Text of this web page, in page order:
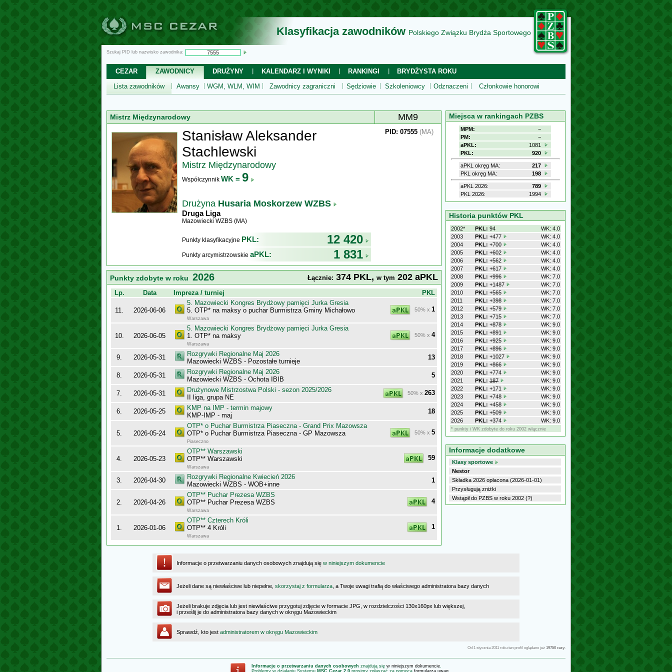
Klasyfikacja zawodników Polskiego Związku Brydża Sportowego
Szukaj PID lub nazwisko zawodnika:
CEZAR ZAWODNICY DRUŻYNY KALENDARZ I WYNIKI RANKINGI
BRYDŻYSTA ROKU
Lista zawodników
Awansy WGM, WLM, WIM Zawodnicy zagraniczni Sędziowie Szkoleniowcy Odznaczeni Członkowie honorowi
Mistrz Międzynarodowy MM9
Stanisław Aleksander
Stachlewski
Mistrz Międzynarodowy
Współczynnik WK = 9
Drużyna Husaria Moskorzew WZBS
Druga Liga
Mazowiecki WZBS (MA)
Punkty klasyfikacyjne PKL: 12 420
Punkty arcymistrzowskie aPKL: 1 831
PID: 07555 (MA)
Punkty zdobyte w roku 2026 Łącznie: 374 PKL, w tym 202 aPKL
Lp. Data Impreza / turniej PKL
11. 2026-06-06
5. Mazowiecki Kongres Brydżowy pamięci Jurka Gresia
5. OTP* na maksy o puchar Burmistrza Gminy Michałowo
Warszawa
50% x 1
10. 2026-06-05
5. Mazowiecki Kongres Brydżowy pamięci Jurka Gresia
1. OTP* na maksy
Warszawa
50% x 4
9. 2026-05-31
Rozgrywki Regionalne Maj 2026
Mazowiecki WZBS - Pozostałe turnieje
13
8. 2026-05-31
Rozgrywki Regionalne Maj 2026
Mazowiecki WZBS - Ochota IBIB
5
7. 2026-05-31
Drużynowe Mistrzostwa Polski - sezon 2025/2026
II liga, grupa NE
50% x 263
6. 2026-05-25
KMP na IMP - termin majowy
KMP-IMP - maj
18
5. 2026-05-24
OTP* o Puchar Burmistrza Piaseczna - Grand Prix Mazowsza
OTP* o Puchar Burmistrza Piaseczna - GP Mazowsza
Piaseczno
50% x 5
4. 2026-05-23
OTP** Warszawski
OTP** Warszawski
Warszawa
59
3. 2026-04-30
Rozgrywki Regionalne Kwiecień 2026
Mazowiecki WZBS - WOB+inne
1
2. 2026-04-26
OTP** Puchar Prezesa WZBS
OTP** Puchar Prezesa WZBS
Warszawa
4
1. 2026-01-06
OTP** Czterech Króli
OTP** 4 Króli
Warszawa
1
Miejsca w rankingach PZBS
MPM:
−
PM:
−
aPKL:
1081
PKL:
920
aPKL okręg MA:
217
PKL okręg MA:
198
aPKL 2026:
789
PKL 2026:
1994
Historia punktów PKL
2002* PKL: 94
WK: 4.0
2003
PKL: +477
WK: 4.0
2004
PKL: +700
WK: 4.0
2005
PKL: +602
WK: 4.0
2006
PKL: +562
WK: 4.0
2007
PKL: +617
WK: 4.0
2008
PKL: +996
WK: 7.0
2009
PKL: +1487
WK: 7.0
2010
PKL: +565
WK: 7.0
2011
PKL: +398
WK: 7.0
2012
PKL: +579
WK: 7.0
2013
PKL: +715
WK: 7.0
2014
PKL: +878
WK: 9.0
2015
PKL: +891
WK: 9.0
2016
PKL: +925
WK: 9.0
2017
PKL: +896
WK: 9.0
2018
PKL: +1027
WK: 9.0
2019
PKL: +866
WK: 9.0
2020
PKL: +774
WK: 9.0
2021
PKL: 187
WK: 9.0
2022
PKL: +171
WK: 9.0
2023
PKL: +748
WK: 9.0
2024
PKL: +458
WK: 9.0
2025
PKL: +509
WK: 9.0
2026
PKL: +374 WK: 9.0
* punkty i WK zdobyte do roku 2002 włącznie
Informacje dodatkowe
Klasy sportowe
Nestor
Składka 2026 opłacona (2026-01-01)
Przysługują zniżki
Wstąpił do PZBS w roku 2002 (?)
Informacje o przetwarzaniu danych osobowych znajdują się w niniejszym dokumencie
Jeżeli dane są niewłaściwe lub niepełne, skorzystaj z formularza , a Twoje uwagi trafią do właściwego administratora bazy danych
Jeżeli brakuje zdjęcia lub jest niewłaściwe przygotuj zdjęcie w formacie JPG, w rozdzielczości 130x160px lub większej,
i prześlij je do administratora bazy danych w okręgu Mazowieckim
Sprawdź, kto jest administratorem w okręgu Mazowieckim
Od 1 stycznia 2011 roku ten profil oglądano już 19750 razy.
Informacje o przetwarzaniu danych osobowych znajdują się w niniejszym dokumencie.
Problemy w działaniu Systemu MSC Cezar 2.0 prosimy zgłaszać za pomocą formularza uwag